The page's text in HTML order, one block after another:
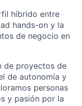
híbrido entre
hands-on y la
de negocio en
de proyectos de
de autonomía y
personas
y pasión por la